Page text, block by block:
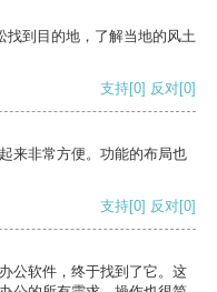
找到目的地，了解当地的风土
支持[0] 反对[0]
来非常方便。功能的布局也
支持[0] 反对[0]
公软件，终于找到了它。这